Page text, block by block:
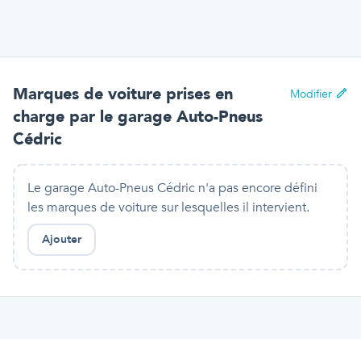
Marques de voiture prises en
charge par le garage Auto-Pneus
Cédric
Modifier
Le garage Auto-Pneus Cédric n'a pas encore défini
les marques de voiture sur lesquelles il intervient.
Ajouter